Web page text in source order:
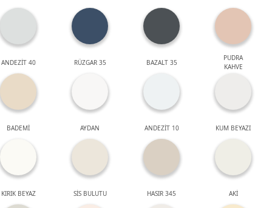
ANDEZİT 40 RÜZGAR 35 BAZALT 35
PUDRA
KAHVE
BADEMİ AYDAN ANDEZİT 10 KUM BEYAZI
KIRIK BEYAZ SİS BULUTU HASIR 345 AKİ